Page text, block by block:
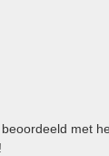
met